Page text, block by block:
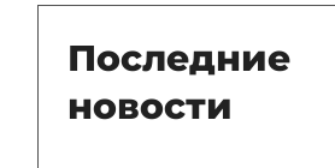
Последние
новости